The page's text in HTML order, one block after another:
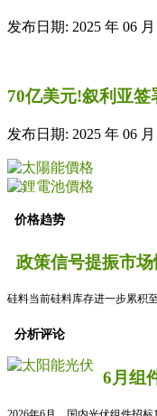
发布日期: 2025 年 06
70亿美元!叙利亚签
发布日期: 2025 年 06
价格趋势
政策信号提振市场
硅料当前硅料库存进一步累积
分析评论
6月组